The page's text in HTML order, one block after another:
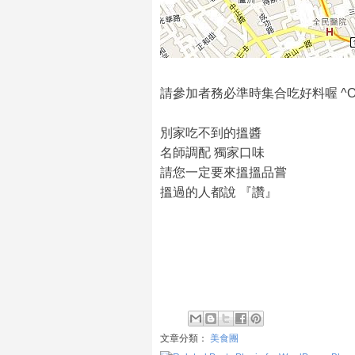
請參加者務必準時集合吃好料喔
別家吃不到的搵醬
名師調配 獨家口味
請您一定要來搵搵品嘗
搵過的人都說 『讚』
文章分類： 美食團